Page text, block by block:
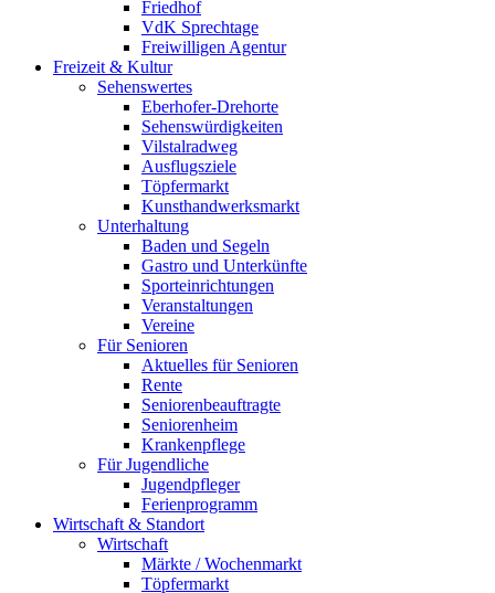
Friedhof
VdK Sprechtage
Freiwilligen Agentur
Freizeit & Kultur
Sehenswertes
Eberhofer-Drehorte
Sehenswürdigkeiten
Vilstalradweg
Ausflugsziele
Töpfermarkt
Kunsthandwerksmarkt
Unterhaltung
Baden und Segeln
Gastro und Unterkünfte
Sporteinrichtungen
Veranstaltungen
Vereine
Für Senioren
Aktuelles für Senioren
Rente
Seniorenbeauftragte
Seniorenheim
Krankenpflege
Für Jugendliche
Jugendpfleger
Ferienprogramm
Wirtschaft & Standort
Wirtschaft
Märkte / Wochenmarkt
Töpfermarkt